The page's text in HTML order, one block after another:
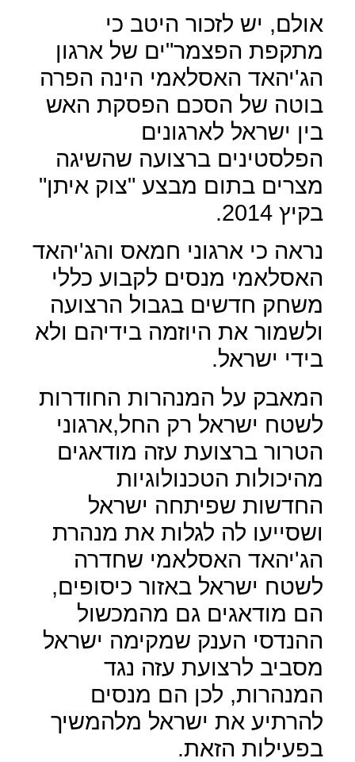
אולם, יש לזכור היטב כי
מתקפת הפצמר"ים של ארגון
הג'יהאד האסלאמי הינה הפרה
בוטה של הסכם הפסקת האש
בין ישראל לארגונים
הפלסטינים ברצועה שהשיגה
מצרים בתום מבצע "צוק איתן"
בקיץ 2014.
נראה כי ארגוני חמאס והג'יהאד
האסלאמי מנסים לקבוע כללי
משחק חדשים בגבול הרצועה
ולשמור את היוזמה בידיהם ולא
בידי ישראל.
המאבק על המנהרות החודרות
לשטח ישראל רק החל,ארגוני
הטרור ברצועת עזה מודאגים
מהיכולות הטכנולוגיות
החדשות שפיתחה ישראל
ושסייעו לה לגלות את מנהרת
הג'יהאד האסלאמי שחדרה
לשטח ישראל באזור כיסופים,
הם מודאגים גם מהמכשול
ההנדסי הענק שמקימה ישראל
מסביב לרצועת עזה נגד
המנהרות, לכן הם מנסים
להרתיע את ישראל מלהמשיך
בפעילות הזאת.